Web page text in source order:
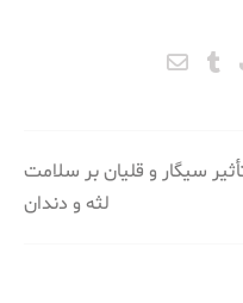
سیگار و قلیان بر سلامت
لثه و دندان